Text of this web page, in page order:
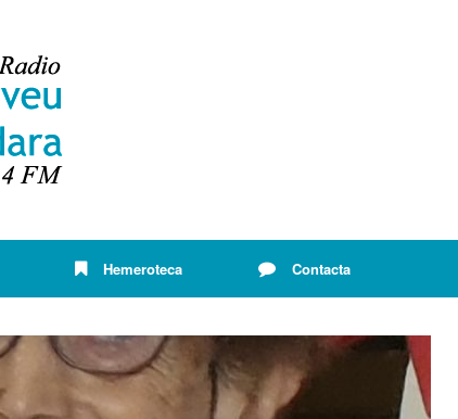
Hemeroteca Contacta